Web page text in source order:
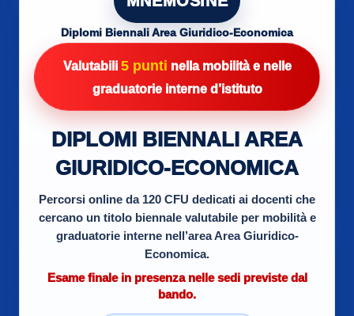
Diplomi Biennali Area Giuridico-Economica
Valutabili 5 punti nella mobilità e nelle
graduatorie interne d’istituto
DIPLOMI BIENNALI AREA
GIURIDICO-ECONOMICA
Percorsi online da 120 CFU dedicati ai docenti che
cercano un titolo biennale valutabile per mobilità e
graduatorie interne nell’area Area Giuridico-
Economica.
Esame finale in presenza nelle sedi previste dal
bando.